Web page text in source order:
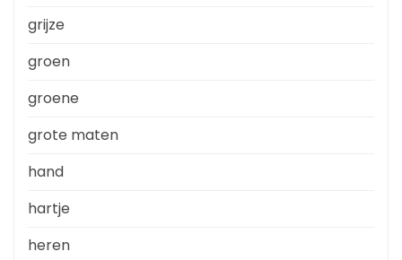
grijze
groen
groene
grote maten
hand
hartje
heren